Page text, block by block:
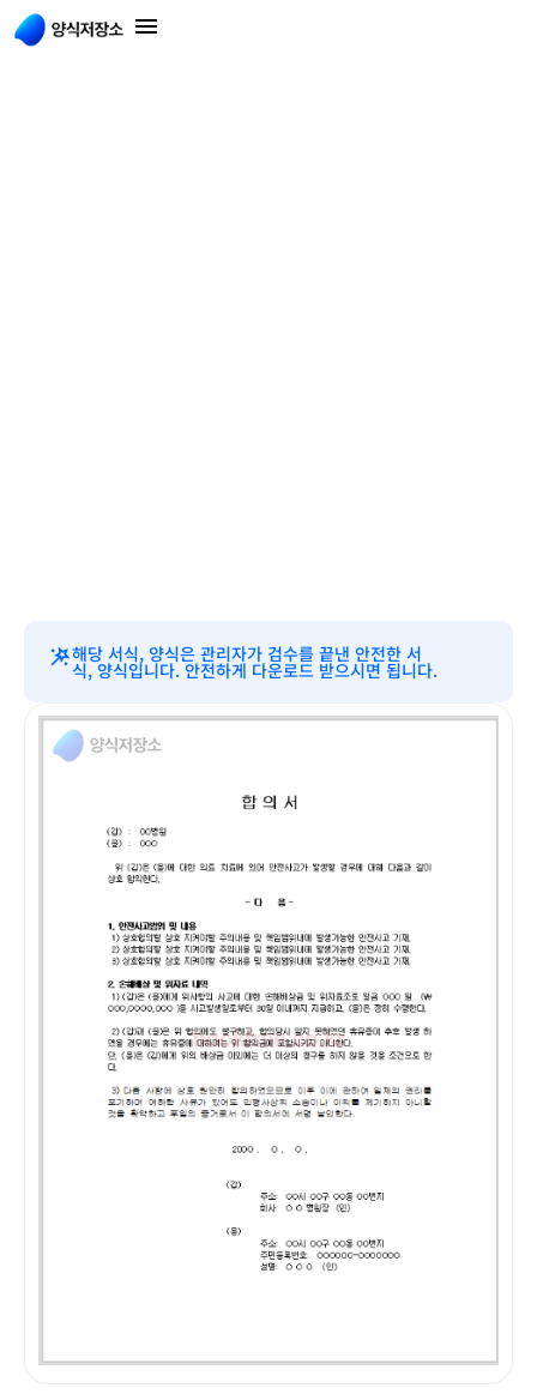
해당 서식, 양식은 관리자가 검수를 끝낸 안전한 서
식, 양식입니다. 안전하게 다운로드 받으시면 됩니다.